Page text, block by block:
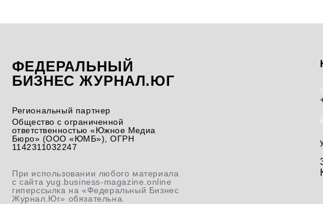
ФЕДЕРАЛЬНЫЙ
БИЗНЕС ЖУРНАЛ.ЮГ
Региональный партнер
Общество с ограниченной
ответственностью «Южное Медиа
Бюро» (ООО «ЮМБ»), ОГРН
1142311032247
При использовании любого материала
с сайта yug.business-magazine.online
гиперссылка на «Федеральный Бизнес
Журнал.Юг» обязательна.